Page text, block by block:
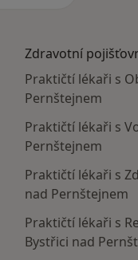
Zdravotní
Praktičtí lékaři s
Pernštejnem
Praktičtí lékaři s
Pernštejnem
Praktičtí lékaři s
nad Pernštejnem
Praktičtí lékaři s
Bystřici nad